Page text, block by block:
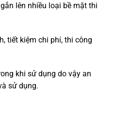
lên nhiều loại bề mặt thi
tiết kiệm chi phí, thi công
khi sử dụng do vậy an
sử dụng.